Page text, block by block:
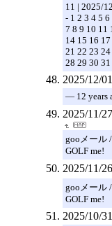
11 | 2025/
- 1 2 3 4 5 6
7 8 9 10 11
14 15 16
21 22 23
28 29 30 31
2025/12/
— 12 years
2025/11/
gooメール
GOLF me!
2025/11/
gooメール
GOLF me!
2025/10/